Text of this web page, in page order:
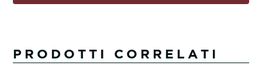
PRODOTTI CORRELATI